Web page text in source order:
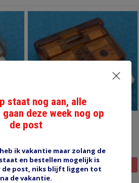
RF7.5L bruin 7,5A
Informatie
staat nog aan, alle
deze week nog op
de post
ik vakantie maar zolang de
en bestellen mogelijk is
de post, niks blijft liggen tot
na de vakantie.